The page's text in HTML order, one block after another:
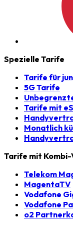
Spezielle Tarife
Tarife für
5G Tarife
Tarife mit
Monatlich
Tarife mit
Telekom
MagentaTV
Vodafone
Vodafone
o2